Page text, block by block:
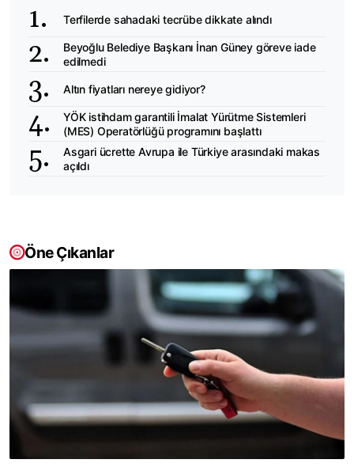
Terfilerde sahadaki tecrübe dikkate alındı
Beyoğlu Belediye Başkanı İnan Güney göreve iade
edilmedi
Altın fiyatları nereye gidiyor?
YÖK istihdam garantili İmalat Yürütme Sistemleri
(MES) Operatörlüğü programını başlattı
Asgari ücrette Avrupa ile Türkiye arasındaki makas
açıldı
Öne Çıkanlar